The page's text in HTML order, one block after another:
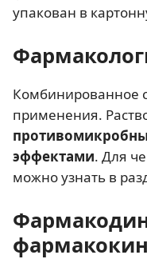
упакован в
Комбинированное
применения.
эффектами. Для
можно узнать в